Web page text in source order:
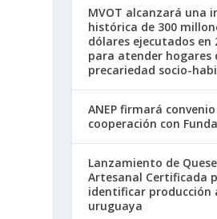
MVOT alcanzará una
histórica de 300
dólares ejecutados en
para atender hogares
precariedad socio-
ANEP firmará
cooperación con
Lanzamiento de
Artesanal Certificada
identificar producción
uruguaya